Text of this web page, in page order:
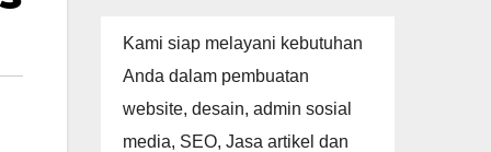
Kami siap melayani kebutuhan
Anda dalam pembuatan
website, desain, admin sosial
media, SEO, Jasa artikel dan